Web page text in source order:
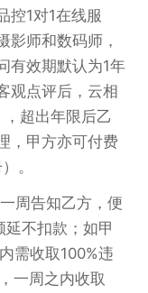
控1对1在线服
影师和数码师，
有效期默认为1年
观点评后，云相
超出年限后乙
，甲方亦可付费
。
周告知乙方，便
不扣款；如甲
需收取100%违
一周之内收取